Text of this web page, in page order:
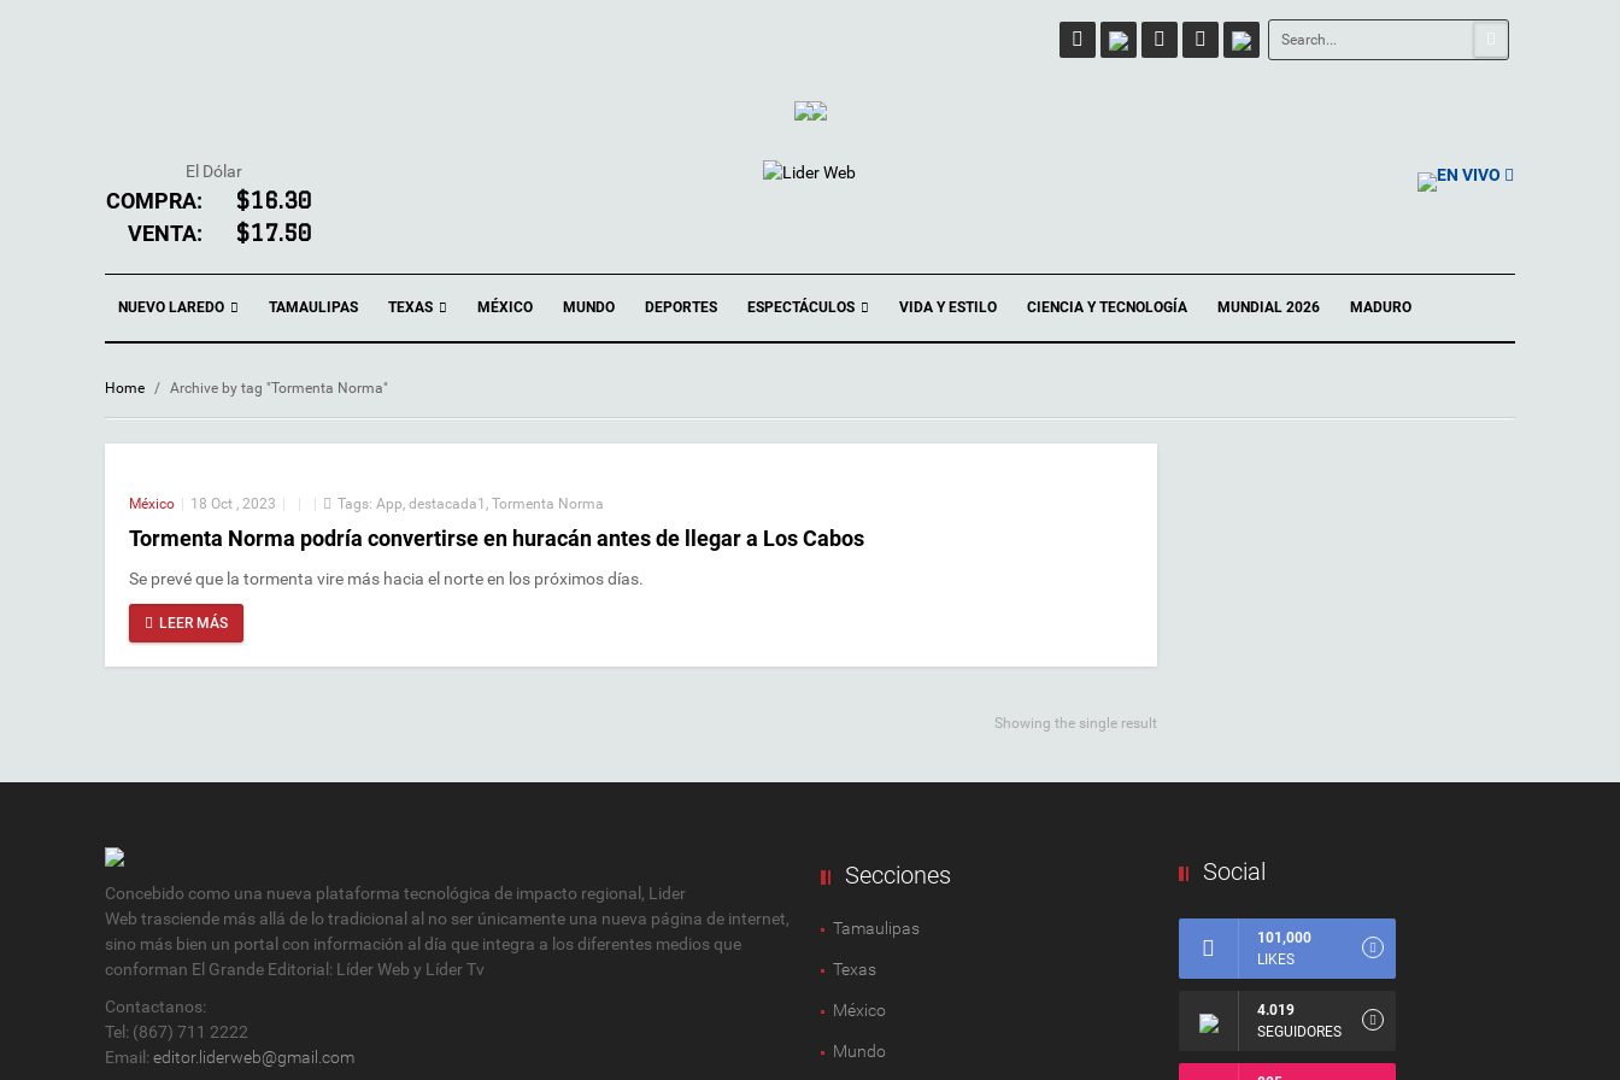
El Dólar
COMPRA: $16.30
VENTA: $17.50
EN VIVO
NUEVO LAREDO TAMAULIPAS TEXAS MÉXICO MUNDO DEPORTES ESPECTÁCULOS VIDA Y ESTILO CIENCIA Y TECNOLOGÍA MUNDIAL 2026 MADURO
Home / Archive by tag "Tormenta Norma"
México 18 Oct , 2023 Tags: App, destacada1 , Tormenta Norma
Tormenta Norma podría convertirse en huracán antes de llegar a Los Cabos
Se prevé que la tormenta vire más hacia el norte en los próximos días.
LEER MÁS
Showing the single result
Concebido como una nueva plataforma tecnológica de impacto regional, Lider
Web trasciende más allá de lo tradicional al no ser únicamente una nueva página de internet,
sino más bien un portal con información al día que integra a los diferentes medios que
conforman El Grande Editorial: Líder Web y Líder Tv
Contactanos:
Tel: (867) 711 2222
Email: editor.liderweb@gmail.com
Secciones
Tamaulipas
Texas
México
Mundo
Social
101,000
LIKES
4.019
SEGUIDORES